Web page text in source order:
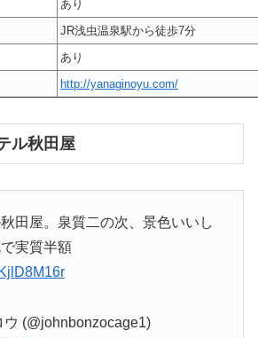
あり
JR浅虫温泉駅から徒歩7分
あり
http://yanaginoyu.com/
ル秋田屋
田屋。泉質二の次、景色いいし
実質半額
(@johnbonzocage1)